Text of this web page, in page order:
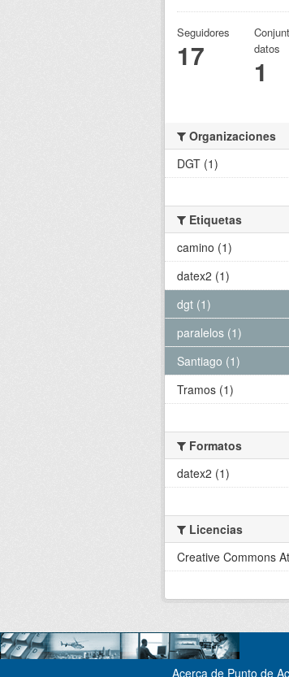
Seguidores
17
datos
1
Organizaciones
DGT (1)
Etiquetas
camino (1)
datex2 (1)
dgt (1)
paralelos (1)
Santiago (1)
Tramos (1)
Formatos
datex2 (1)
Licencias
Creative Commons
Acerca de Punto de